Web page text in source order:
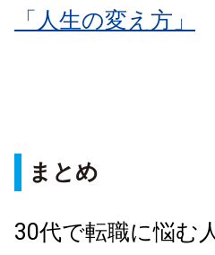
「人生の変え方」
まとめ
30代で転職に悩む